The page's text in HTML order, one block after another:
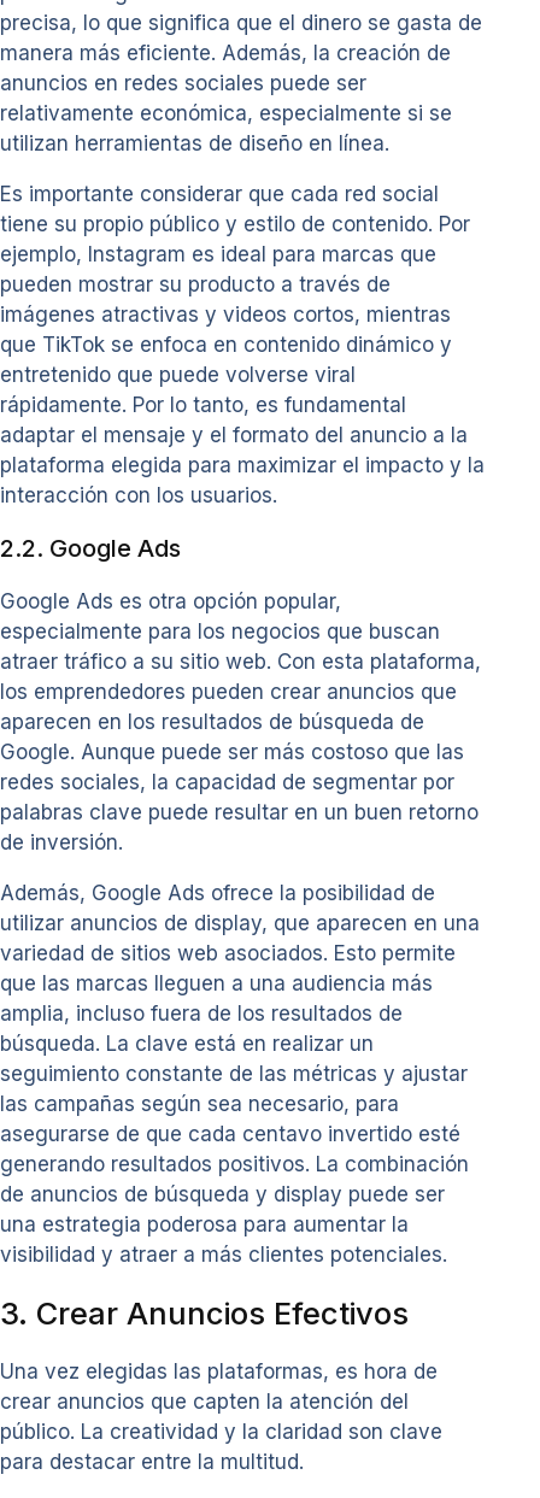
precisa, lo que significa que el dinero se gasta de
manera más eficiente. Además, la creación de
anuncios en redes sociales puede ser
relativamente económica, especialmente si se
utilizan herramientas de diseño en línea.
Es importante considerar que cada red social
tiene su propio público y estilo de contenido. Por
ejemplo, Instagram es ideal para marcas que
pueden mostrar su producto a través de
imágenes atractivas y videos cortos, mientras
que TikTok se enfoca en contenido dinámico y
entretenido que puede volverse viral
rápidamente. Por lo tanto, es fundamental
adaptar el mensaje y el formato del anuncio a la
plataforma elegida para maximizar el impacto y la
interacción con los usuarios.
2.2. Google Ads
Google Ads es otra opción popular,
especialmente para los negocios que buscan
atraer tráfico a su sitio web. Con esta plataforma,
los emprendedores pueden crear anuncios que
aparecen en los resultados de búsqueda de
Google. Aunque puede ser más costoso que las
redes sociales, la capacidad de segmentar por
palabras clave puede resultar en un buen retorno
de inversión.
Además, Google Ads ofrece la posibilidad de
utilizar anuncios de display, que aparecen en una
variedad de sitios web asociados. Esto permite
que las marcas lleguen a una audiencia más
amplia, incluso fuera de los resultados de
búsqueda. La clave está en realizar un
seguimiento constante de las métricas y ajustar
las campañas según sea necesario, para
asegurarse de que cada centavo invertido esté
generando resultados positivos. La combinación
de anuncios de búsqueda y display puede ser
una estrategia poderosa para aumentar la
visibilidad y atraer a más clientes potenciales.
3. Crear Anuncios Efectivos
Una vez elegidas las plataformas, es hora de
crear anuncios que capten la atención del
público. La creatividad y la claridad son clave
para destacar entre la multitud.